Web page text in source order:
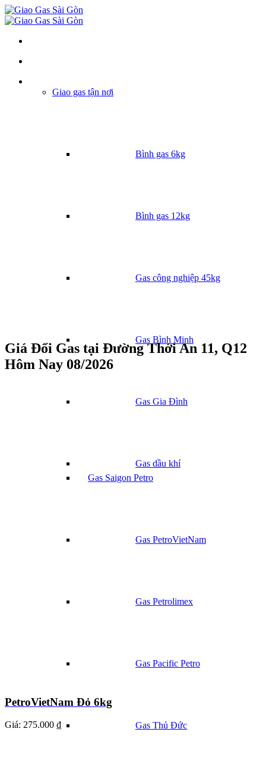
Giao gas tận nơi
Bình gas 6kg
Bình gas 12kg
Gas công nghiệp 45kg
Gas Bình Minh
Gas Gia Đình
Gas dầu khí
Gas Saigon Petro
Gas PetroVietNam
Gas Petrolimex
Gas Pacific Petro
Gas Thủ Đức
Giá Đổi Gas tại Đường Thới An 11, Q12
Hôm Nay 08/2026
PetroVietNam Đỏ 6kg
Giá: 275.000 ₫